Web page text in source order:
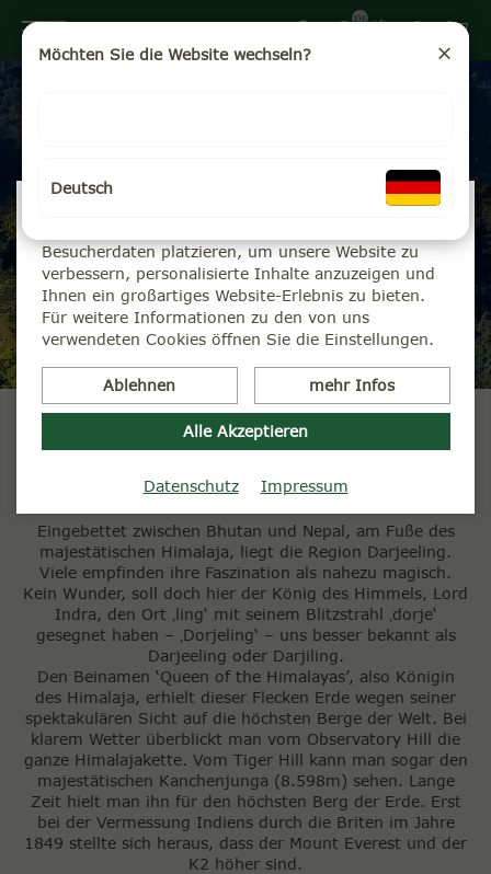
Möchten Sie die Website wechseln?
Deutsch
DE
Queen of the Himalayas
Die Region Darjeeling
Eingebettet zwischen Bhutan und Nepal, am Fuße des
majestätischen Himalaja, liegt die Region Darjeeling.
Viele empfinden ihre Faszination als nahezu magisch.
Kein Wunder, soll doch hier der König des Himmels, Lord
Indra, den Ort ‚ling‘ mit seinem Blitzstrahl ‚dorje‘
gesegnet haben – ‚Dorjeling‘ – uns besser bekannt als
Darjeeling oder Darjiling.
Den Beinamen ‘Queen of the Himalayas’, also Königin
des Himalaja, erhielt dieser Flecken Erde wegen seiner
spektakulären Sicht auf die höchsten Berge der Welt. Bei
klarem Wetter überblickt man vom Observatory Hill die
ganze Himalajakette. Vom Tiger Hill kann man sogar den
majestätischen Kanchenjunga (8.598m) sehen. Lange
Zeit hielt man ihn für den höchsten Berg der Erde. Erst
bei der Vermessung Indiens durch die Briten im Jahre
1849 stellte sich heraus, dass der Mount Everest und der
K2 höher sind.
Besucherdaten platzieren, um unsere Website zu
verbessern, personalisierte Inhalte anzuzeigen und
Ihnen ein großartiges Website-Erlebnis zu bieten.
Für weitere Informationen zu den von uns
verwendeten Cookies öffnen Sie die Einstellungen.
Ablehnen mehr Infos
Alle Akzeptieren
Datenschutz Impressum